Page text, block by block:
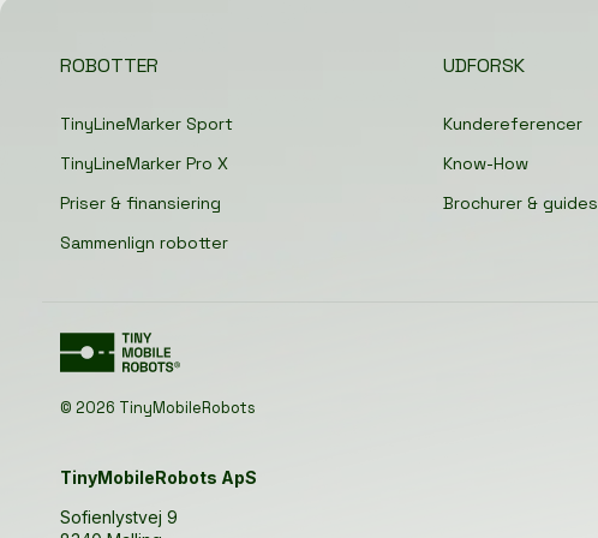
ROBOTTER
TinyLineMarker Sport
TinyLineMarker Pro X
Priser & finansiering
Sammenlign robotter
UDFORSK
Kundereferencer
Know-How
Brochurer & guides
© 2026 TinyMobileRobots
TinyMobileRobots ApS
Sofienlystvej 9